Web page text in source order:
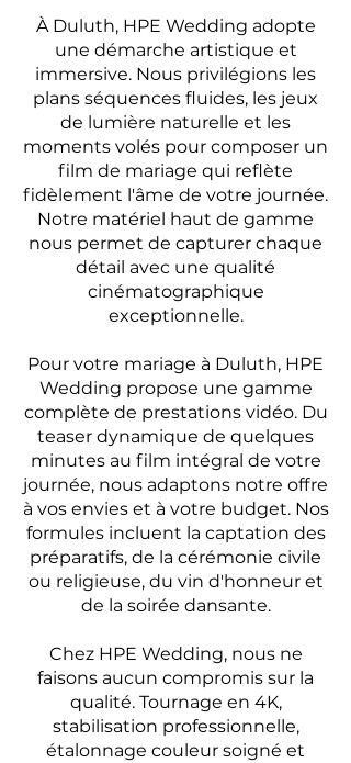
À Duluth, HPE Wedding adopte
une démarche artistique et
immersive. Nous privilégions les
plans séquences fluides, les jeux
de lumière naturelle et les
moments volés pour composer un
film de mariage qui reflète
fidèlement l'âme de votre journée.
Notre matériel haut de gamme
nous permet de capturer chaque
détail avec une qualité
cinématographique
exceptionnelle.
Pour votre mariage à Duluth, HPE
Wedding propose une gamme
complète de prestations vidéo. Du
teaser dynamique de quelques
minutes au film intégral de votre
journée, nous adaptons notre offre
à vos envies et à votre budget. Nos
formules incluent la captation des
préparatifs, de la cérémonie civile
ou religieuse, du vin d'honneur et
de la soirée dansante.
Chez HPE Wedding, nous ne
faisons aucun compromis sur la
qualité. Tournage en 4K,
stabilisation professionnelle,
étalonnage couleur soigné et